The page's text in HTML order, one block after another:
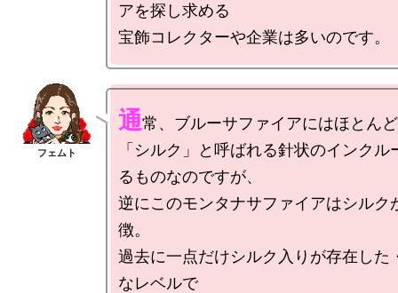
アを探し求める
通常、ブルーサファイアにはほとん
「シルク」と呼ばれる針状のインクル
るものなのですが、
逆にこのモンタナサファイアはシルク
徴。
過去に一点だけシルク入りが存在した
なレベルで